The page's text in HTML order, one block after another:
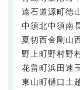
遠石道源町徳
中須北中須南
夏切西金剛山
野上町野村野
花畠町浜田速
東山町樋口 土